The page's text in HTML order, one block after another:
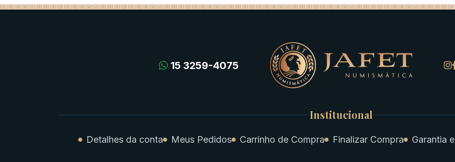
15 3259-4075
Institucional
Detalhes da conta Meus Pedidos Carrinho de Compra Finalizar Compra Garantia